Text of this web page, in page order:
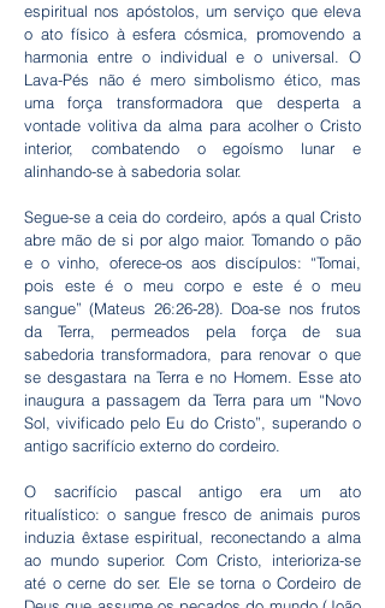
espiritual nos apóstolos, um serviço que eleva
o ato físico à esfera cósmica, promovendo a
harmonia entre o individual e o universal. O
Lava-Pés não é mero simbolismo ético, mas
uma força transformadora que desperta a
vontade volitiva da alma para acolher o Cristo
interior, combatendo o egoísmo lunar e
alinhando-se à sabedoria solar.
Segue-se a ceia do cordeiro, após a qual Cristo
abre mão de si por algo maior. Tomando o pão
e o vinho, oferece-os aos discípulos: “Tomai,
pois este é o meu corpo e este é o meu
sangue” (Mateus 26:26-28). Doa-se nos frutos
da Terra, permeados pela força de sua
sabedoria transformadora, para renovar o que
se desgastara na Terra e no Homem. Esse ato
inaugura a passagem da Terra para um “Novo
Sol, vivificado pelo Eu do Cristo”, superando o
antigo sacrifício externo do cordeiro.
O sacrifício pascal antigo era um ato
ritualístico: o sangue fresco de animais puros
induzia êxtase espiritual, reconectando a alma
ao mundo superior. Com Cristo, interioriza-se
até o cerne do ser. Ele se torna o Cordeiro de